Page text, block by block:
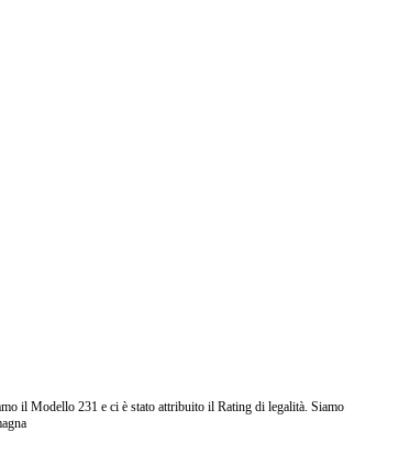
il Modello 231 e ci è stato attribuito il Rating di legalità. Siamo